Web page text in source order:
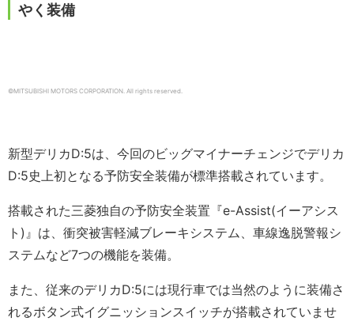
やく装備
©MITSUBISHI MOTORS CORPORATION. All rights reserved.
新型デリカD:5は、今回のビッグマイナーチェンジでデリカ
D:5史上初となる予防安全装備が標準搭載されています。
搭載された三菱独自の予防安全装置『e-Assist(イーアシス
ト)』は、衝突被害軽減ブレーキシステム、車線逸脱警報シ
ステムなど7つの機能を装備。
また、従来のデリカD:5には現行車では当然のように装備さ
れるボタン式イグニッションスイッチが搭載されていませ